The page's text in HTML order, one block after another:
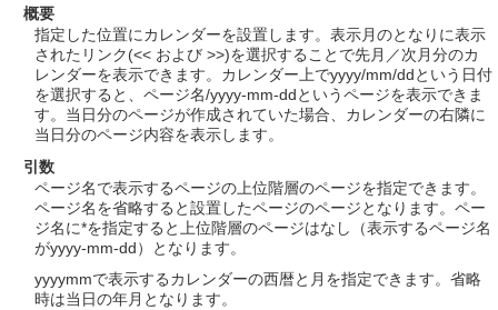
概要
指定した位置にカレンダーを設置します。表示月のとなりに表示
されたリンク(<< および >>)を選択することで先月／次月分のカ
レンダーを表示できます。カレンダー上でyyyy/mm/ddという日付
を選択すると、ページ名/yyyy-mm-ddというページを表示できま
す。当日分のページが作成されていた場合、カレンダーの右隣に
当日分のページ内容を表示します。
引数
ページ名で表示するページの上位階層のページを指定できます。
ページ名を省略すると設置したページのページとなります。ペー
ジ名に*を指定すると上位階層のページはなし（表示するページ名
がyyyy-mm-dd）となります。
yyyymmで表示するカレンダーの西暦と月を指定できます。省略
時は当日の年月となります。